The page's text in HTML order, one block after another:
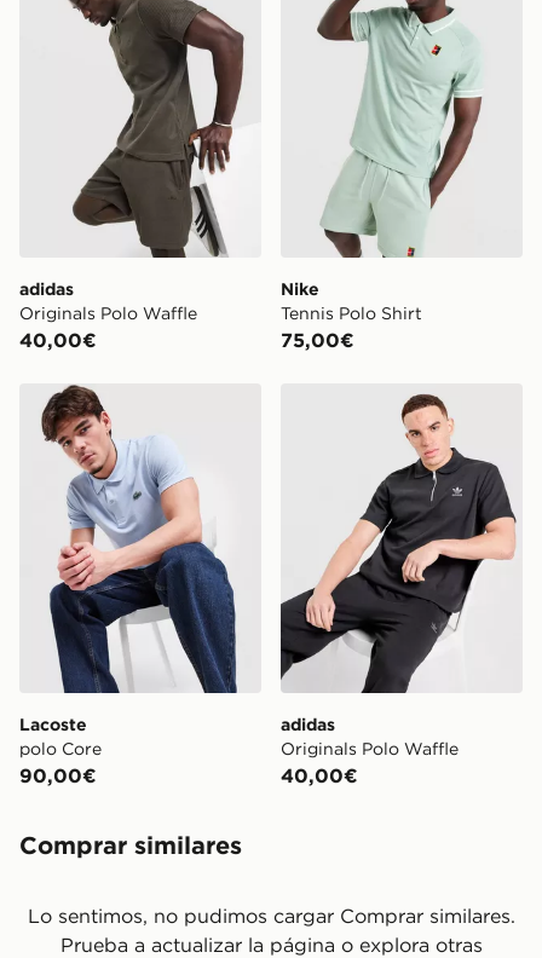
adidas
Originals Polo Waffle
40,00€
Nike
Tennis Polo Shirt
75,00€
Lacoste polo Core
Lacoste
polo Core
90,00€
adidas Originals Polo
adidas
Originals Polo Waffle
40,00€
Comprar similares
Lo sentimos, no pudimos cargar Comprar similares.
Prueba a actualizar la página o explora otras